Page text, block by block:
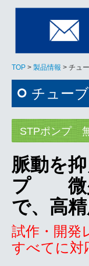
マイクロショット
特注ノズル
塗布ロボット
専用機設計・製
デモ機レンタル
塗布装置カスタ
アプリケーション
FAQ
会社情報
TOP 製品情報 チュ
チュー
STPポンプ
脈動を
プ
で、高
試作・開発
すべてに対